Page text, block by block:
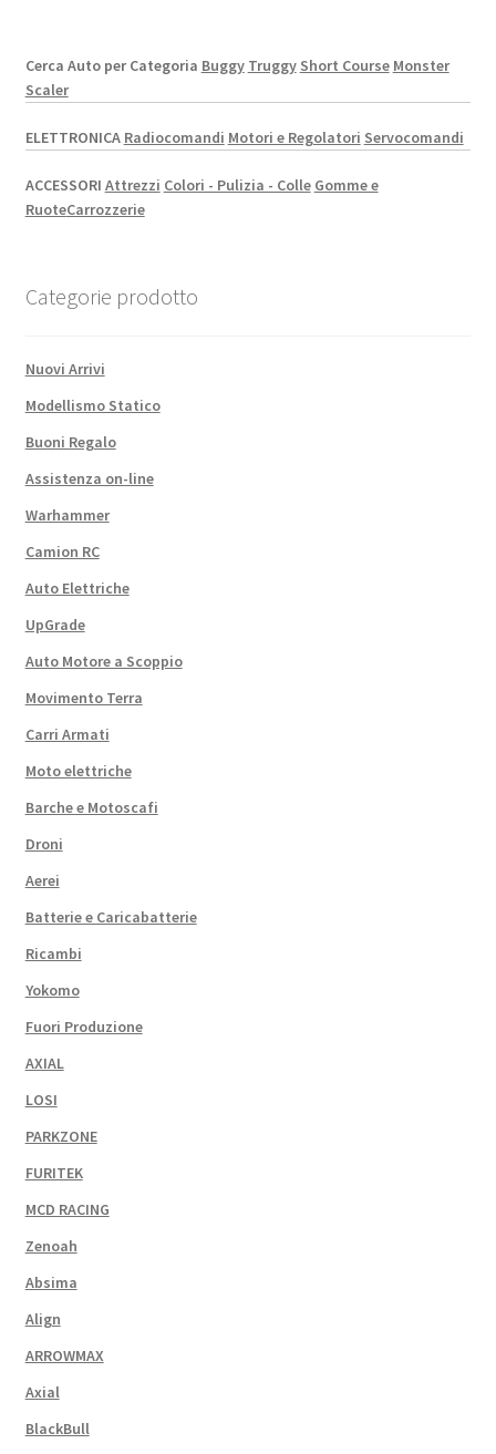
Cerca Auto per Categoria Buggy Truggy Short Course Monster
Scaler
ELETTRONICA Radiocomandi Motori e Regolatori Servocomandi
ACCESSORI Attrezzi Colori - Pulizia - Colle Gomme e
RuoteCarrozzerie
Categorie prodotto
Nuovi Arrivi
Modellismo Statico
Buoni Regalo
Assistenza on-line
Warhammer
Camion RC
Auto Elettriche
UpGrade
Auto Motore a Scoppio
Movimento Terra
Carri Armati
Moto elettriche
Barche e Motoscafi
Droni
Aerei
Batterie e Caricabatterie
Ricambi
Yokomo
Fuori Produzione
AXIAL
LOSI
PARKZONE
FURITEK
MCD RACING
Zenoah
Absima
Align
ARROWMAX
Axial
BlackBull